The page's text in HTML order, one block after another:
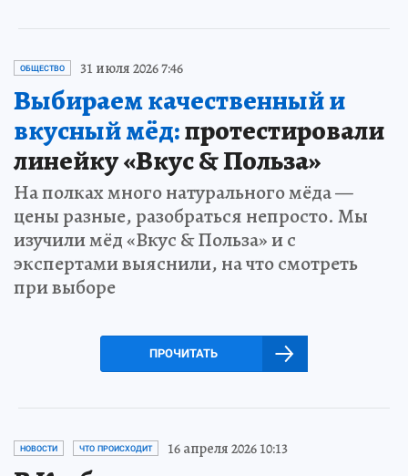
ОБЩЕСТВО 31 июля 2026 7:46
Выбираем качественный и
вкусный мёд:протестировали
линейку «Вкус & Польза»
На полках много натурального мёда —
цены разные, разобраться непросто. Мы
изучили мёд «Вкус & Польза» и с
экспертами выяснили, на что смотреть
при выборе
ПРОЧИТАТЬ
НОВОСТИ ЧТО ПРОИСХОДИТ 16 апреля 2026 10:13